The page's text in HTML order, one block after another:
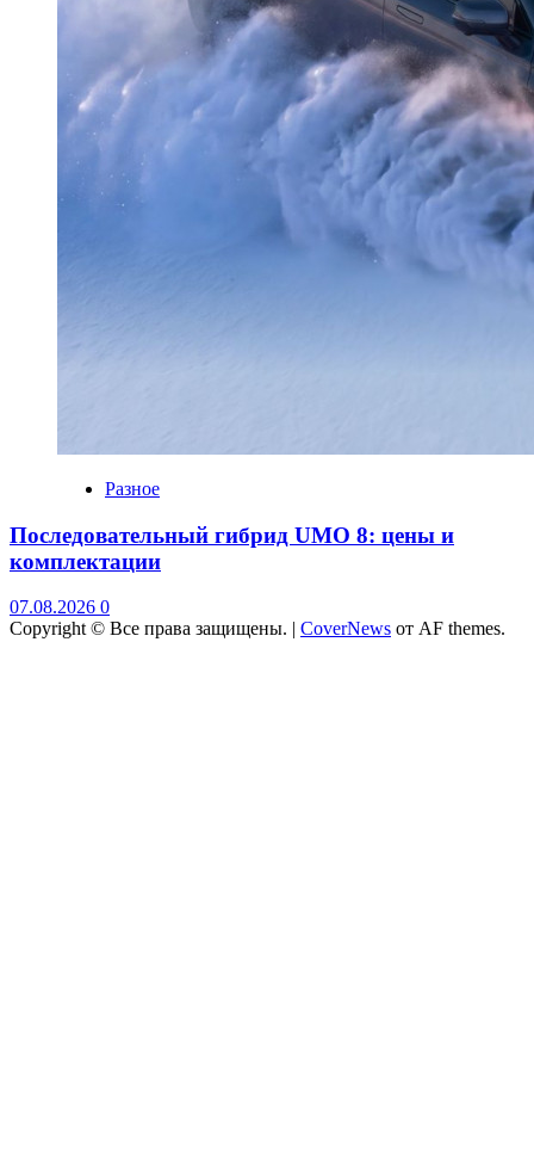
Разное
Последовательный гибрид UMO 8: цены и
комплектации
07.08.2026 0
Copyright © Все права защищены. | CoverNews от AF themes.